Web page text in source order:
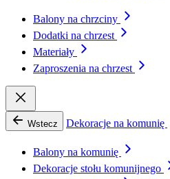
Balony na chrzciny
Dodatki na chrzest
Materiały
Zaproszenia na chrzest
Wstecz Dekoracje na komunię
Balony na komunię
Dekoracje stołu komunijnego